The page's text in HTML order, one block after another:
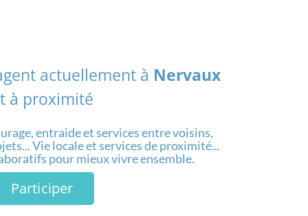
actuellement à Nervaux
à proximité
entraide et services entre voisins,
Vie locale et services de proximité...
pour mieux vivre ensemble.
Participer